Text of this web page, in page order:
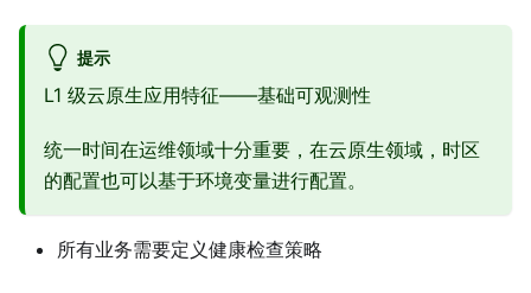
提示
L1 级云原生应用特征——基础可观测性
统一时间在运维领域十分重要，在云原生领域，时区
的配置也可以基于环境变量进行配置。
所有业务需要定义健康检查策略